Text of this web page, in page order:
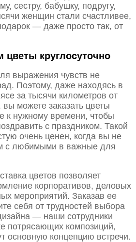
сестру, бабушку, подругу,
женщин стали счастливее,
— даже просто так, от
цветы круглосуточно
выражения чувств не
Поэтому, даже находясь в
за тысячи километров от
вы можете заказать цветы
к нужному времени, чтобы
с праздником. Такой
очень ценен, когда вы не
с любимыми в важные для
цветов позволяет
корпоративов, деловых
мероприятий. Заказав ее
себя от трудностей выбора
— наши сотрудники
потрясающих композиций,
основную концепцию встречи.